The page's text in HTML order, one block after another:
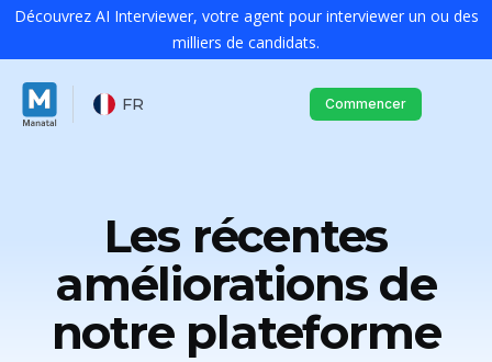
Découvrez AI Interviewer, votre agent pour interviewer un ou des
milliers de candidats.
FR Commencer
Les récentes
améliorations de
notre plateforme